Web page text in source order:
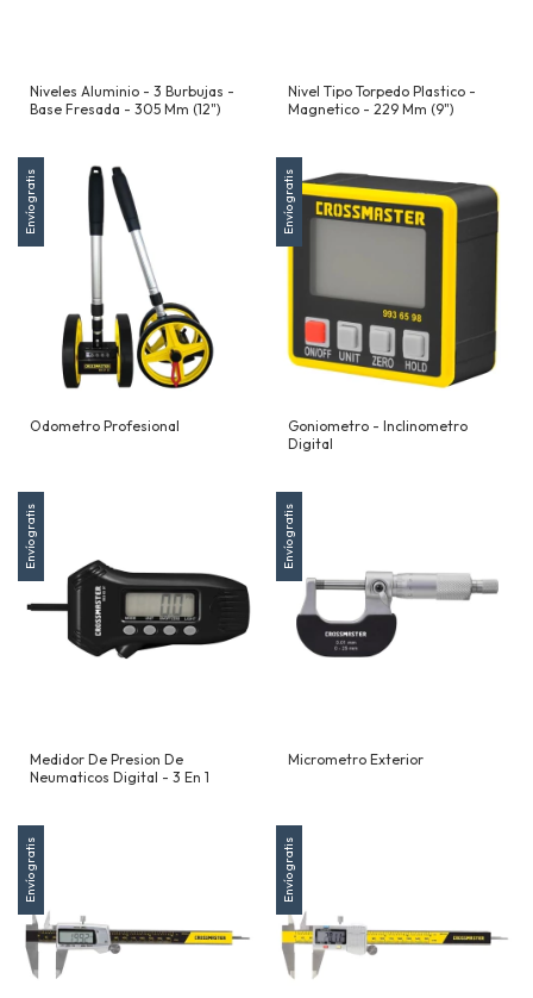
Niveles Aluminio - 3 Burbujas -
Base Fresada - 305 Mm (12")
Nivel Tipo Torpedo Plastico -
Magnetico - 229 Mm (9")
Envío gratis
Odometro Profesional
Envío gratis
Goniometro - Inclinometro
Digital
Envío gratis
Medidor De Presion De
Neumaticos Digital - 3 En 1
Envío gratis
Micrometro Exterior
Envío gratis Envío gratis